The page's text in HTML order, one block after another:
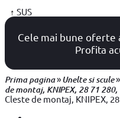
↑ SUS
Cele mai bune oferte
Profita
Prima pagina»Unelte si scule»
de montaj, KNIPEX, 28 71
Cleste de montaj, KNIPEX,